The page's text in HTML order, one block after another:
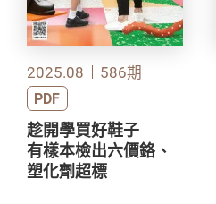
2025.08 586期
PDF
趁開學買好鞋子
有樣本檢出六價鉻、
塑化劑超標